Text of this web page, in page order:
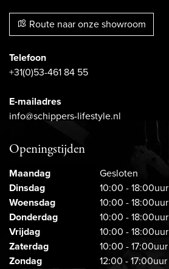
Route naar onze showroom
Telefoon
+31(0)53-461 84 55
E-mailadres
info@schippers-lifestyle.nl
Openingstijden
Maandag
Gesloten
Dinsdag
10:00 - 18:00uur
Woensdag
10:00 - 18:00uur
Donderdag
10:00 - 18:00uur
Vrijdag
10:00 - 18:00uur
Zaterdag
10:00 - 17:00uur
Zondag
12:00 - 17:00uur